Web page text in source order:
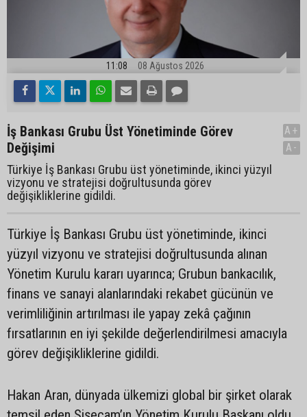
11:08 08 Ağustos 2026
İş Bankası Grubu Üst Yönetiminde Görev
Değişimi
Türkiye İş Bankası Grubu üst yönetiminde, ikinci yüzyıl
vizyonu ve stratejisi doğrultusunda görev
değişikliklerine gidildi.
A+
A-
Türkiye İş Bankası Grubu üst yönetiminde, ikinci
yüzyıl vizyonu ve stratejisi doğrultusunda alınan
Yönetim Kurulu kararı uyarınca; Grubun bankacılık,
finans ve sanayi alanlarındaki rekabet gücünün ve
verimliliğinin artırılması ile yapay zekâ çağının
fırsatlarının en iyi şekilde değerlendirilmesi amacıyla
görev değişikliklerine gidildi.
Hakan Aran, dünyada ülkemizi global bir şirket olarak